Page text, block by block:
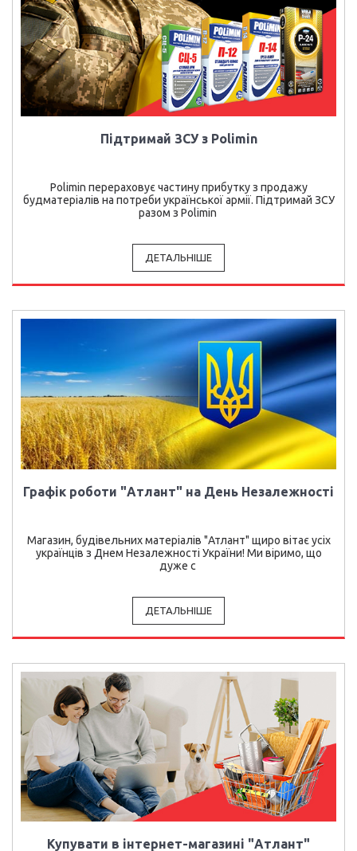
Підтримай ЗСУ з Polimin
Polimin перераховує частину прибутку з продажу
будматеріалів на потреби української армії. Підтримай ЗСУ
разом з Polimin
ДЕТАЛЬНІШЕ
Графік роботи "Атлант" на День Незалежності
Магазин, будівельних матеріалів "Атлант" щиро вітає усіх
українців з Днем Незалежності України! Ми віримо, що
дуже с
ДЕТАЛЬНІШЕ
Купувати в інтернет-магазині "Атлант"